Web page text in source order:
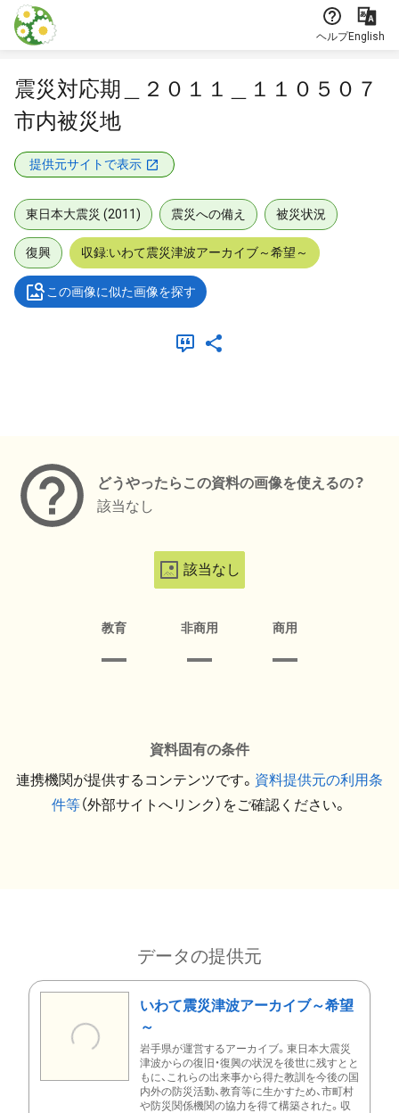
本文に飛ぶ
ヘルプEnglish
震災対応期＿２０１１＿１１０５０７
市内被災地
提供元サイトで表示
東日本大震災 (2011) 震災への備え 被災状況
復興 収録:いわて震災津波アーカイブ～希望～
この画像に似た画像を探す
どうやったらこの資料の画像を使えるの？
該当なし
該当なし
教育 非商用 商用
資料固有の条件
連携機関が提供するコンテンツです。 資料提供元の利用条
件等（外部サイトへリンク）をご確認ください。
データの提供元
いわて震災津波アーカイブ～希望
～
岩手県が運営するアーカイブ。東日本大震災
津波からの復旧・復興の状況を後世に残すとと
もに、これらの出来事から得た教訓を今後の国
内外の防災活動、教育等に生かすため、市町村
や防災関係機関の協力を得て構築された。収